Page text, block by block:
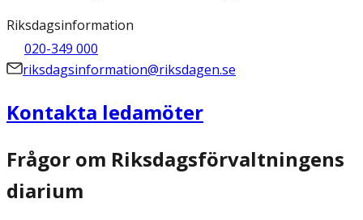
Riksdagsinformation
020-349 000
riksdagsinformation@riksdagen.se
Kontakta ledamöter
Frågor om Riksdagsförvaltningens
diarium